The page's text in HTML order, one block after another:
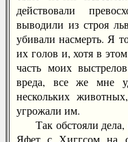
действовали
выводили из строя
убивали насмерть. Я
их голов и, хотя в
часть моих
вреда, все же мне
нескольких
угрожали им.
Так обстояли дела,
Яфет с Хиггсом на